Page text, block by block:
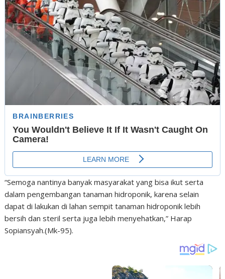
“Semoga nantinya banyak masyarakat yang bisa ikut serta
dalam pengembangan tanaman hidroponik, karena selain
dapat di lakukan di lahan sempit tanaman hidroponik lebih
bersih dan steril serta juga lebih menyehatkan,” Harap
Sopiansyah.(Mk-95).